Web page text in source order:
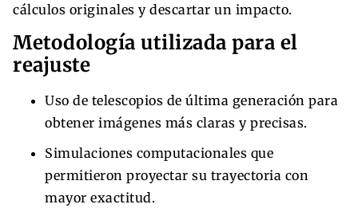
cálculos originales y descartar un impacto.
Metodología utilizada para el
reajuste
Uso de telescopios de última generación para
obtener imágenes más claras y precisas.
Simulaciones computacionales que
permitieron proyectar su trayectoria con
mayor exactitud.